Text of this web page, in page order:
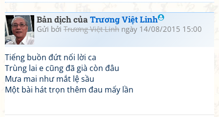
Bản dịch củaTrương Việt Linh
Gửi bởi Trương Việt Linh ngày 14/08/2015 15:00
Tiếng buồn đứt nối lời ca
Trùng lai e cũng đã già còn đâu
Mưa mai như mắt lệ sầu
Một bài hát trọn thêm đau mấy lần